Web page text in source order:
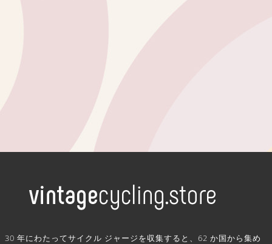
30 年にわたってサイクル ジャージを収集すると、62 か国から集め